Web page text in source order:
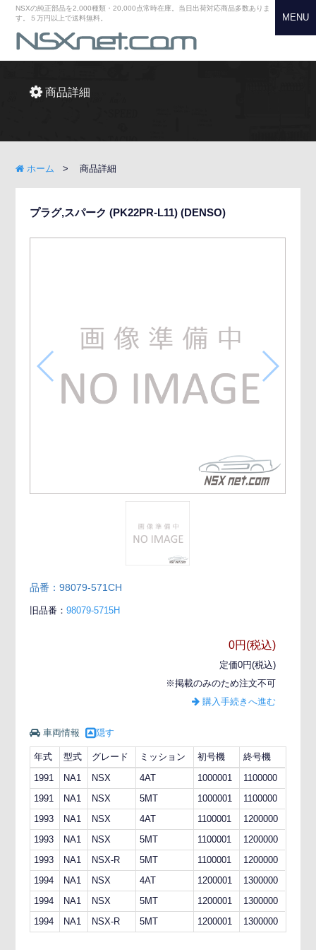
NSXの純正部品を2,000種類・20,000点常時在庫。当日出荷対応商品多数ありま
す。５万円以上で送料無料。
MENU
商品詳細
ホーム 商品詳細
プラグ,スパーク (PK22PR-L11) (DENSO)
品番：98079-571CH
旧品番：98079-5715H
0円(税込)
定価0円(税込)
※掲載のみのため注文不可
購入手続きへ進む
車両情報 隠す
年式 型式 グレード ミッション 初号機
終号機
1991
NA1 NSX 4AT 1000001
1100000
1991
NA1 NSX 5MT 1000001
1100000
1993
NA1 NSX 4AT 1100001
1200000
1993
NA1 NSX 5MT 1100001
1200000
1993
NA1 NSX-R 5MT 1100001
1200000
1994
NA1 NSX 4AT 1200001
1300000
1994
NA1 NSX 5MT 1200001
1300000
1994
NA1 NSX-R 5MT 1200001 1300000